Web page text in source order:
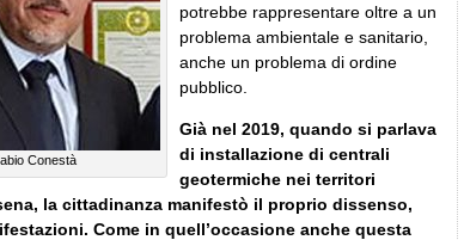
Conestà
potrebbe rappresentare oltre a un
problema ambientale e sanitario,
anche un problema di ordine
pubblico.
Già nel 2019, quando si parlava
di installazione di centrali
geotermiche nei territori
la cittadinanza manifestò il proprio dissenso,
Come in quell’occasione anche questa